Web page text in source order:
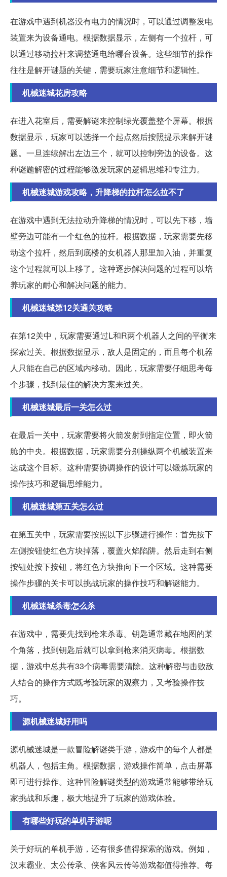
在游戏中遇到机器没有电力的情况时，可以通过调整发电
装置来为设备通电。根据数据显示，左侧有一个拉杆，可
以通过移动拉杆来调整通电给哪台设备。这些细节的操作
往往是解开谜题的关键，需要玩家注意细节和逻辑性。
机械迷城花房攻略
在进入花室后，需要解谜来控制绿光覆盖整个屏幕。根据
数据显示，玩家可以选择一个起点然后按照提示来解开谜
题。一旦连续解出左边三个，就可以控制旁边的设备。这
种谜题解密的过程能够激发玩家的逻辑思维和专注力。
机械迷城游戏攻略，升降梯的拉杆怎么拉不了
在游戏中遇到无法拉动升降梯的情况时，可以先下移，墙
壁旁边可能有一个红色的拉杆。根据数据，玩家需要先移
动这个拉杆，然后到底楼的女机器人那里加入油，并重复
这个过程就可以上移了。这种逐步解决问题的过程可以培
养玩家的耐心和解决问题的能力。
机械迷城第12关通关攻略
在第12关中，玩家需要通过L和R两个机器人之间的平衡来
探索过关。根据数据显示，敌人是固定的，而且每个机器
人只能在自己的区域内移动。因此，玩家需要仔细思考每
个步骤，找到最佳的解决方案来过关。
机械迷城最后一关怎么过
在最后一关中，玩家需要将火箭发射到指定位置，即火箭
舱的中央。根据数据，玩家需要分别操纵两个机械装置来
达成这个目标。这种需要协调操作的设计可以锻炼玩家的
操作技巧和逻辑思维能力。
机械迷城第五关怎么过
在第五关中，玩家需要按照以下步骤进行操作：首先按下
左侧按钮使红色方块掉落，覆盖火焰陷阱。然后走到右侧
按钮处按下按钮，将红色方块推向下一个区域。这种需要
操作步骤的关卡可以挑战玩家的操作技巧和解谜能力。
机械迷城杀毒怎么杀
在游戏中，需要先找到枪来杀毒。钥匙通常藏在地图的某
个角落，找到钥匙后就可以拿到枪来消灭病毒。根据数
据，游戏中总共有33个病毒需要清除。这种解密与击败敌
人结合的操作方式既考验玩家的观察力，又考验操作技
巧。
源机械迷城好用吗
源机械迷城是一款冒险解谜类手游，游戏中的每个人都是
机器人，包括主角。根据数据，游戏操作简单，点击屏幕
即可进行操作。这种冒险解谜类型的游戏通常能够带给玩
家挑战和乐趣，极大地提升了玩家的游戏体验。
有哪些好玩的单机手游呢
关于好玩的单机手游，还有很多值得探索的游戏。例如，
汉末霸业、太公传承、侠客风云传等游戏都值得推荐。每